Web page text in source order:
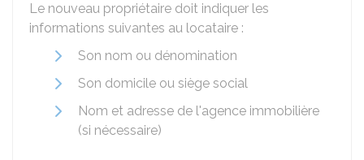
Le nouveau propriétaire doit indiquer les
informations suivantes au locataire :
Son nom ou dénomination
Son domicile ou siège social
Nom et adresse de l'agence immobilière
(si nécessaire)